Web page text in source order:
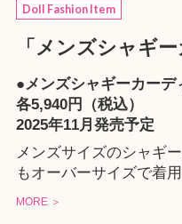
Doll Fashion Item
「メンズシャギ
●メンズシャギーカーデ
各5,940円（税込）
2025年11月発売予定
メンズサイズのシャギ
もオーバーサイズで着用
MORE ＞